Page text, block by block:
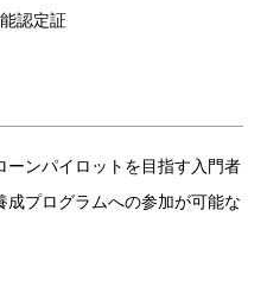
認定証
ーンパイロットを目指す入門者
プログラムへの参加が可能な